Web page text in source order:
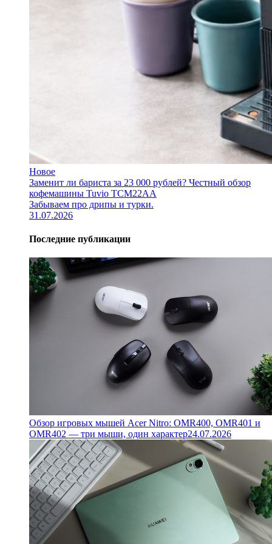
Новое
Заменит ли бариста за 23 000 рублей? Честный обзор
кофемашины Tuvio TCM22AA
Забываем про дрипы и турки.
31.07.2026
Последние публикации
Обзор игровых мышей Acer Nitro: OMR400, OMR401 и
OMR402 — три мыши, один характер24.07.2026